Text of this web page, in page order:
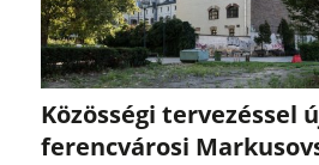
Közösségi tervezéssel
ferencvárosi